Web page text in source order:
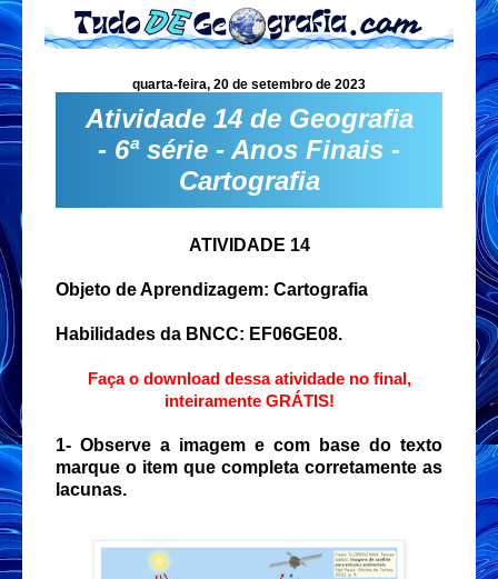
quarta-feira, 20 de setembro de 2023
Atividade 14 de Geografia
- 6ª série - Anos Finais -
Cartografia
ATIVIDADE 14
Objeto de Aprendizagem: Cartografia
Habilidades da BNCC: EF06GE08.
Faça o download dessa atividade no final,
inteiramente GRÁTIS!
1- Observe a imagem e com base do texto
marque o item que completa corretamente as
lacunas.